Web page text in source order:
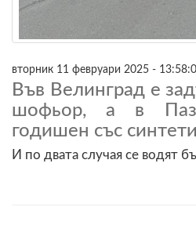
вторник 11 февруари 2025 -
Във Велинград е
шофьор, а в
годишен със
И по двата случая се водят